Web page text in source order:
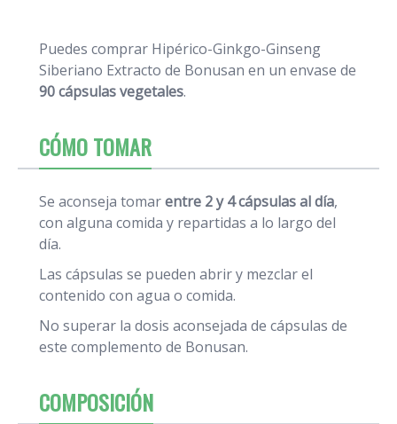
Puedes comprar Hipérico-Ginkgo-Ginseng
Siberiano Extracto de Bonusan en un envase de
90 cápsulas vegetales.
CÓMO TOMAR
Se aconseja tomarentre 2 y 4 cápsulas al día,
con alguna comida y repartidas a lo largo del
día.
Las cápsulas se pueden abrir y mezclar el
contenido con agua o comida.
No superar la dosis aconsejada de cápsulas de
este complemento de Bonusan.
COMPOSICIÓN